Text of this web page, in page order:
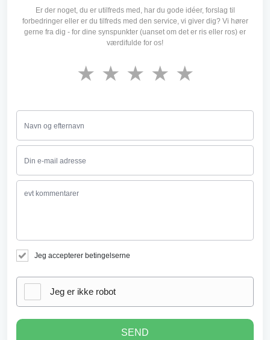
Er der noget, du er utilfreds med, har du gode idéer, forslag til
forbedringer eller er du tilfreds med den service, vi giver dig? Vi hører
gerne fra dig - for dine synspunkter (uanset om det er ris eller ros) er
værdifulde for os!
★
★
★
★
★
Jeg accepterer betingelserne
Jeg er ikke robot
SEND